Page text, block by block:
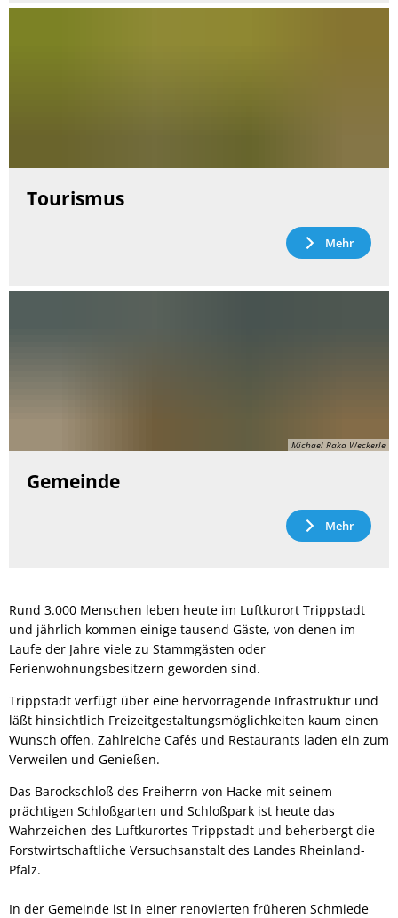
Tourismus
Mehr
Michael Raka Weckerle
Gemeinde
Mehr
Rund 3.000 Menschen leben heute im Luftkurort Trippstadt
und jährlich kommen einige tausend Gäste, von denen im
Laufe der Jahre viele zu Stammgästen oder
Ferienwohnungsbesitzern geworden sind.
Trippstadt verfügt über eine hervorragende Infrastruktur und
läßt hinsichtlich Freizeitgestaltungsmöglichkeiten kaum einen
Wunsch offen. Zahlreiche Cafés und Restaurants laden ein zum
Verweilen und Genießen.
Das Barockschloß des Freiherrn von Hacke mit seinem
prächtigen Schloßgarten und Schloßpark ist heute das
Wahrzeichen des Luftkurortes Trippstadt und beherbergt die
Forstwirtschaftliche Versuchsanstalt des Landes Rheinland-
Pfalz.
In der Gemeinde ist in einer renovierten früheren Schmiede